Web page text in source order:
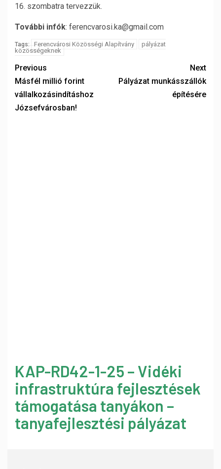
16. szombatra tervezzük.
További infók: ferencvarosi.ka@gmail.com
Tags: Ferencvárosi Közösségi Alapítvány
pályázat
közösségeknek
Previous
Másfél millió forint
vállalkozásindításhoz
Józsefvárosban!
Next
Pályázat munkásszállók
építésére
KAP-RD42-1-25 – Vidéki
infrastruktúra fejlesztések
támogatása tanyákon –
tanyafejlesztési pályázat